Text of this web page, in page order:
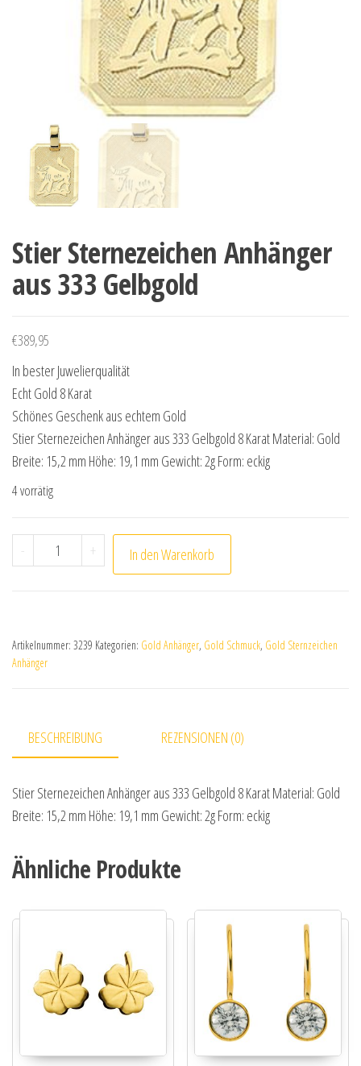
Stier Sternezeichen Anhänger
aus 333 Gelbgold
€389,95
In bester Juwelierqualität
Echt Gold 8 Karat
Schönes Geschenk aus echtem Gold
Stier Sternezeichen Anhänger aus 333 Gelbgold 8 Karat Material: Gold
Breite: 15,2 mm Höhe: 19,1 mm Gewicht: 2g Form: eckig
4 vorrätig
- Stier Sternezeichen Anhänger aus 333 Gelbgold Menge
+ In den Warenkorb
Artikelnummer: 3239 Kategorien: Gold Anhänger, Gold Schmuck, Gold Sternzeichen
Anhänger
BESCHREIBUNG REZENSIONEN (0)
Stier Sternezeichen Anhänger aus 333 Gelbgold 8 Karat Material: Gold
Breite: 15,2 mm Höhe: 19,1 mm Gewicht: 2g Form: eckig
Ähnliche Produkte